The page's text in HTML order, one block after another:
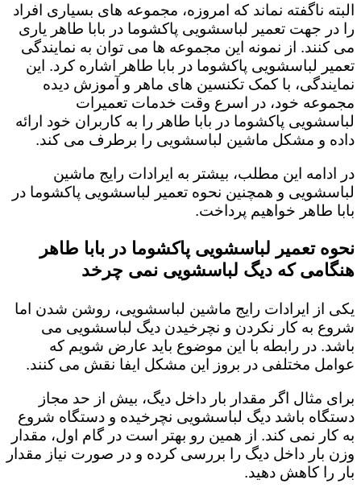
البته ناگفته نماند که امروزه، مجموعه های بسیاری افراد
را در جهت تعمیر لباسشویی پاکشوما در بابا طاهر یاری
می کنند. از نمونه این مجموعه ها می توان به نمایندگی
تعمیر لباسشویی پاکشوما در بابا طاهر اشاره کرد. این
نمایندگی، با کمک تکنسین های ماهر و آموزش دیده
مجموعه خود، در اسرع وقت خدمات تعمیرات
لباسشویی پاکشوما در بابا طاهر را به کاربران خود ارائه
داده و مشکل ماشین لباسشویی را برطرف می کند.
در ادامه این مطلب، بیشتر به ایرادات رایج ماشین
لباسشویی و همچنین نحوه تعمیر لباسشویی پاکشوما در
بابا طاهر خواهیم پرداخت.
نحوه تعمیر لباسشویی پاکشوما در بابا طاهر
هنگامی که دیگ لباسشویی نمی چرخد
یکی از ایرادات رایج ماشین لباسشویی، روشن شدن اما
شروع به کار نکردن و نچرخیدن دیگ لباسشویی می
باشد. در رابطه با این موضوع باید عارض شویم که
عوامل مختلفی در بروز این مشکل ایفا نقش می کنند.
برای مثال اگر مقدار بار داخل دیگ، بیش از حد مجاز
دستگاه باشد دیگ لباسشویی نچرخیده و دستگاه شروع
به کار نمی کند. از همین رو بهتر است در گام اول، مقدار
وزن بار داخل دیگ را بررسی کرده و در صورت نیاز مقدار
بار را کاهش دهید‌.